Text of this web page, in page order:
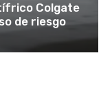
Colgate
de riesgo